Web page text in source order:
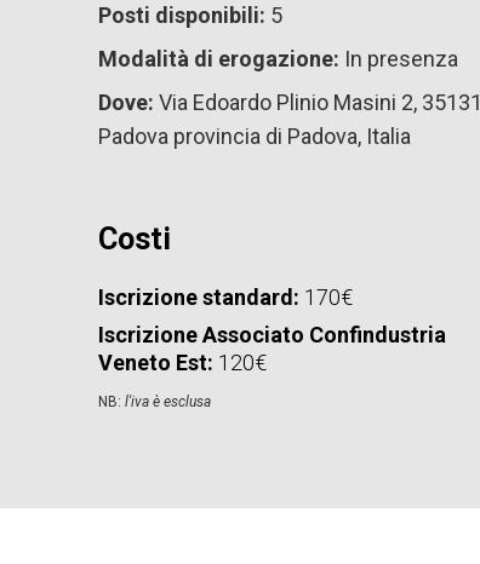
Posti disponibili: 5
Modalità di erogazione: In presenza
Dove: Via Edoardo Plinio Masini 2, 35131
Padova provincia di Padova, Italia
Costi
Iscrizione standard: 170€
Iscrizione Associato Confindustria
Veneto Est: 120€
NB: l'iva è esclusa